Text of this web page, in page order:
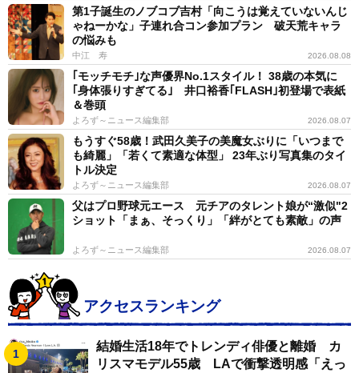
第1子誕生のノブコブ吉村「向こうは覚えていないんじ
ゃねーかな」子連れ合コン参加プラン 破天荒キャラ
の悩みも
中江 寿 2026.08.08
｢モッチモチ｣な声優界No.1スタイル！ 38歳の本気に
｢身体張りすぎてる｣ 井口裕香｢FLASH｣初登場で表紙
＆巻頭
よろず～ニュース編集部 2026.08.07
もうすぐ58歳！武田久美子の美魔女ぶりに「いつまで
も綺麗」「若くて素適な体型」 23年ぶり写真集のタイ
トル決定
よろず～ニュース編集部 2026.08.07
父はプロ野球元エース 元チアのタレント娘が“激似"2
ショット「まぁ、そっくり」「絆がとても素敵」の声
よろず～ニュース編集部 2026.08.07
アクセスランキング
結婚生活18年でトレンディ俳優と離婚 カ
リスマモデル55歳 LAで衝撃透明感「えっ